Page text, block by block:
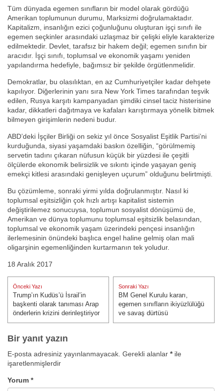
Tüm dünyada egemen sınıfların bir model olarak gördüğü
Amerikan toplumunun durumu, Marksizmi doğrulamaktadır.
Kapitalizm, insanlığın ezici çoğunluğunu oluşturan işçi sınıfı ile
egemen seçkinler arasındaki uzlaşmaz bir çelişki eliyle karakterize
edilmektedir. Devlet, tarafsız bir hakem değil; egemen sınıfın bir
aracıdır. İşçi sınıfı, toplumsal ve ekonomik yaşamı yeniden
yapılandırma hedefiyle, bağımsız bir şekilde örgütlenmelidir.
Demokratlar, bu olasılıktan, en az Cumhuriyetçiler kadar dehşete
kapılıyor. Diğerlerinin yanı sıra New York Times tarafından teşvik
edilen, Rusya karşıtı kampanyadan şimdiki cinsel taciz histerisine
kadar, dikkatleri dağıtmaya ve kafaları karıştırmaya yönelik bitmek
bilmeyen girişimlerin nedeni budur.
ABD’deki İşçiler Birliği on sekiz yıl önce Sosyalist Eşitlik Partisi’ni
kurduğunda, siyasi yaşamdaki baskın özelliğin, “görülmemiş
servetin tadını çıkaran nüfusun küçük bir yüzdesi ile çeşitli
ölçülerde ekonomik belirsizlik ve sıkıntı içinde yaşayan geniş
emekçi kitlesi arasındaki genişleyen uçurum” olduğunu belirtmişti.
Bu çözümleme, sonraki yirmi yılda doğrulanmıştır. Nasıl ki
toplumsal eşitsizliğin çok hızlı artışı kapitalist sistemin
değiştirilemez sonucuysa, toplumun sosyalist dönüşümü de,
Amerikan ve dünya toplumunu toplumsal eşitsizlik belasından,
toplumsal ve ekonomik yaşam üzerindeki pençesi insanlığın
ilerlemesinin önündeki başlıca engel haline gelmiş olan mali
oligarşinin egemenliğinden kurtarmanın tek yoludur.
18 Aralık 2017
Yazı
gezinmesi
Önceki Yazı
Önceki Yazı:
Trump’ın Kudüs’ü İsrail’in
başkenti olarak tanıması Arap
önderlerin krizini derinleştiriyor
Sonraki Yazı
Sonraki Yazı:
BM Genel Kurulu kararı,
egemen sınıfların ikiyüzlülüğü
ve savaş dürtüsü
Bir yanıt yazın
E-posta adresiniz yayınlanmayacak. Gerekli alanlar *ile
işaretlenmişlerdir
Yorum *